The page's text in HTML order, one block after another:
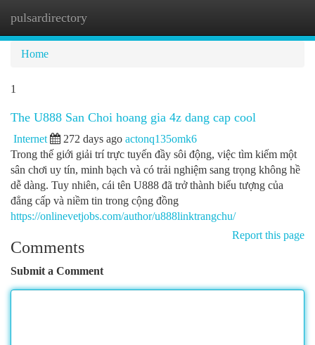
pulsardirectory
Home
1
The U888 San Choi hoang gia 4z dang cap cool
Internet 272 days ago actonq135omk6
Trong thế giới giải trí trực tuyến đầy sôi động, việc tìm kiếm một
sân chơi uy tín, minh bạch và có trải nghiệm sang trọng không hề
dễ dàng. Tuy nhiên, cái tên U888 đã trở thành biểu tượng của
đẳng cấp và niềm tin trong cộng đồng
https://onlinevetjobs.com/author/u888linktrangchu/
Report this page
Comments
Submit a Comment